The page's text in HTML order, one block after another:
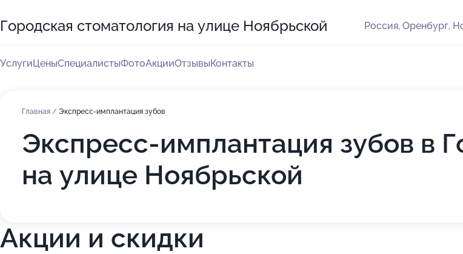
Городская стоматология на улице Ноябрьской Россия, Оренбург,
УслугиЦеныСпециалистыФотоАкцииОтзывыКонтакты
Главная / Экспресс-имплантация зубов
Экспресс-имплантация зубов в
на улице Ноябрьской
Акции и скидки